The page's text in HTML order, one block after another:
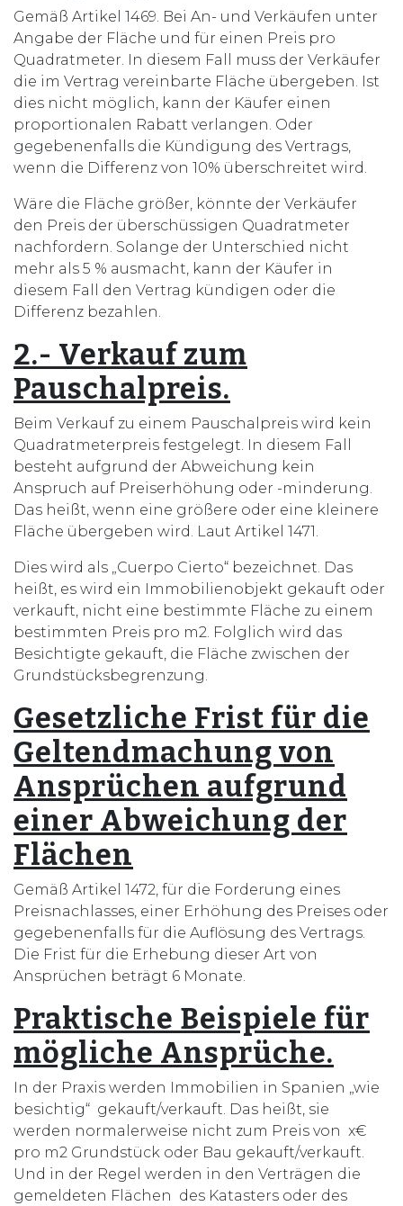
Gemäß Artikel 1469. Bei An- und Verkäufen unter
Angabe der Fläche und für einen Preis pro
Quadratmeter. In diesem Fall muss der Verkäufer
die im Vertrag vereinbarte Fläche übergeben. Ist
dies nicht möglich, kann der Käufer einen
proportionalen Rabatt verlangen. Oder
gegebenenfalls die Kündigung des Vertrags,
wenn die Differenz von 10% überschreitet wird.
Wäre die Fläche größer, könnte der Verkäufer
den Preis der überschüssigen Quadratmeter
nachfordern. Solange der Unterschied nicht
mehr als 5 % ausmacht, kann der Käufer in
diesem Fall den Vertrag kündigen oder die
Differenz bezahlen.
2.- Verkauf zum
Pauschalpreis.
Beim Verkauf zu einem Pauschalpreis wird kein
Quadratmeterpreis festgelegt. In diesem Fall
besteht aufgrund der Abweichung kein
Anspruch auf Preiserhöhung oder -minderung.
Das heißt, wenn eine größere oder eine kleinere
Fläche übergeben wird. Laut Artikel 1471.
Dies wird als „Cuerpo Cierto“ bezeichnet. Das
heißt, es wird ein Immobilienobjekt gekauft oder
verkauft, nicht eine bestimmte Fläche zu einem
bestimmten Preis pro m2. Folglich wird das
Besichtigte gekauft, die Fläche zwischen der
Grundstücksbegrenzung.
Gesetzliche Frist für die
Geltendmachung von
Ansprüchen aufgrund
einer Abweichung der
Flächen
Gemäß Artikel 1472, für die Forderung eines
Preisnachlasses, einer Erhöhung des Preises oder
gegebenenfalls für die Auflösung des Vertrags.
Die Frist für die Erhebung dieser Art von
Ansprüchen beträgt 6 Monate.
Praktische Beispiele für
mögliche Ansprüche.
In der Praxis werden Immobilien in Spanien „wie
besichtig“ gekauft/verkauft. Das heißt, sie
werden normalerweise nicht zum Preis von x€
pro m2 Grundstück oder Bau gekauft/verkauft.
Und in der Regel werden in den Verträgen die
gemeldeten Flächen des Katasters oder des